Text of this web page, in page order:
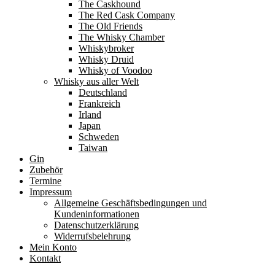
The Caskhound
The Red Cask Company
The Old Friends
The Whisky Chamber
Whiskybroker
Whisky Druid
Whisky of Voodoo
Whisky aus aller Welt
Deutschland
Frankreich
Irland
Japan
Schweden
Taiwan
Gin
Zubehör
Termine
Impressum
Allgemeine Geschäftsbedingungen und
Kundeninformationen
Datenschutzerklärung
Widerrufsbelehrung
Mein Konto
Kontakt